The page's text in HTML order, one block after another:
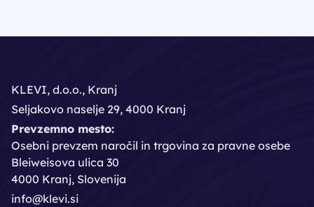
KLEVI, d.o.o., Kranj
Seljakovo naselje 29, 4000 Kranj
Prevzemno mesto:
Osebni prevzem naročil in trgovina za pravne osebe
Bleiweisova ulica 30
4000 Kranj, Slovenija
info@klevi.si